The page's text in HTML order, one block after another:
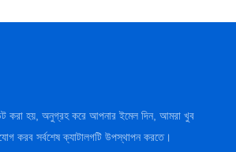
করা হয়, অনুগ্রহ করে আপনার ইমেল দিন, আমরা খুব
করব সর্বশেষ ক্যাটালগটি উপস্থাপন করতে।